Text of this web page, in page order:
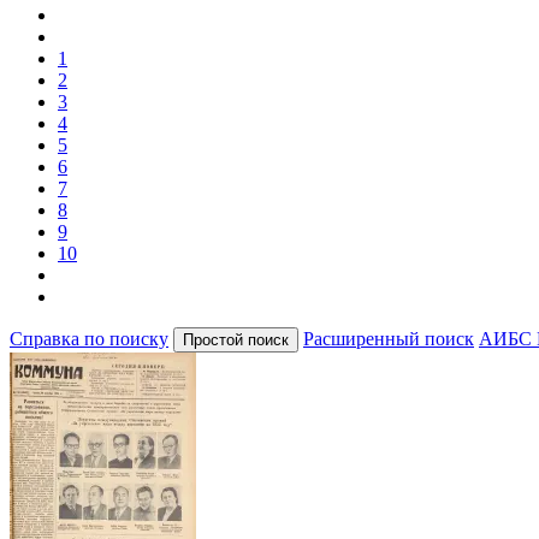
1
2
3
4
5
6
7
8
9
10
Справка по поиску Расширенный поиск АИБС